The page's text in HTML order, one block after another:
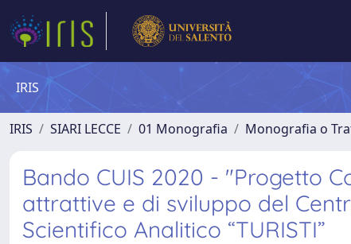
IRIS
IRIS SIARI LECCE 01 Monografia Monografia o
Bando CUIS 2020 - "Progetto
attrattive e di sviluppo del
Scientifico Analitico “TURISTI”